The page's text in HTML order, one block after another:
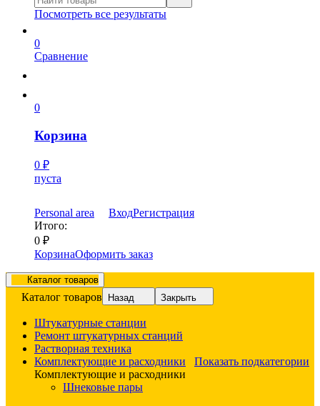
Посмотреть все результаты
0
Сравнение
0
Корзина
0 ₽
пуста
Personal area ВходРегистрация
Итого:
0 ₽
КорзинаОформить заказ
Каталог товаров
Каталог товаров Назад Закрыть
Штукатурные станции
Ремонт штукатурных станций
Растворная техника
Комплектующие и расходники
Показать подкатегории
Комплектующие и расходники
Шнековые пары